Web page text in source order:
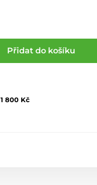
Přidat do košíku
1 800 Kč